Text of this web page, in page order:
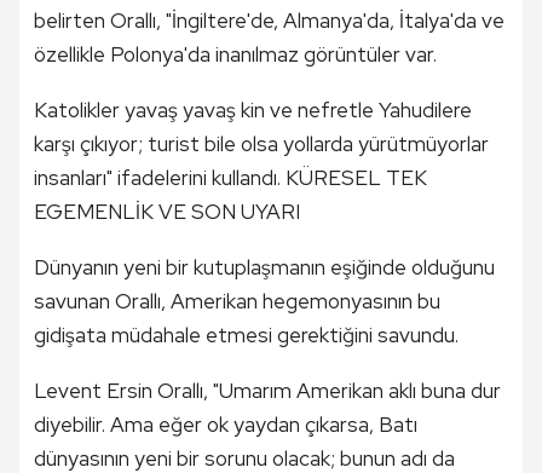
belirten Orallı, "İngiltere'de, Almanya'da, İtalya'da ve
özellikle Polonya'da inanılmaz görüntüler var.
Katolikler yavaş yavaş kin ve nefretle Yahudilere
karşı çıkıyor; turist bile olsa yollarda yürütmüyorlar
insanları" ifadelerini kullandı. KÜRESEL TEK
EGEMENLİK VE SON UYARI
Dünyanın yeni bir kutuplaşmanın eşiğinde olduğunu
savunan Orallı, Amerikan hegemonyasının bu
gidişata müdahale etmesi gerektiğini savundu.
Levent Ersin Orallı, "Umarım Amerikan aklı buna dur
diyebilir. Ama eğer ok yaydan çıkarsa, Batı
dünyasının yeni bir sorunu olacak; bunun adı da